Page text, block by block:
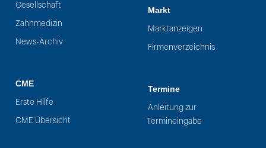
Gesellschaft
Zahnmedizin
News-Archiv
CME
Erste Hilfe
CME Übersicht
Markt
Marktanzeigen
Firmenverzeichnis
Termine
Anleitung zur
Termineingabe